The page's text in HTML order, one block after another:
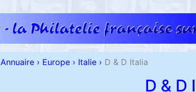
Annuaire › Europe › Italie › D & D Italia
D & D